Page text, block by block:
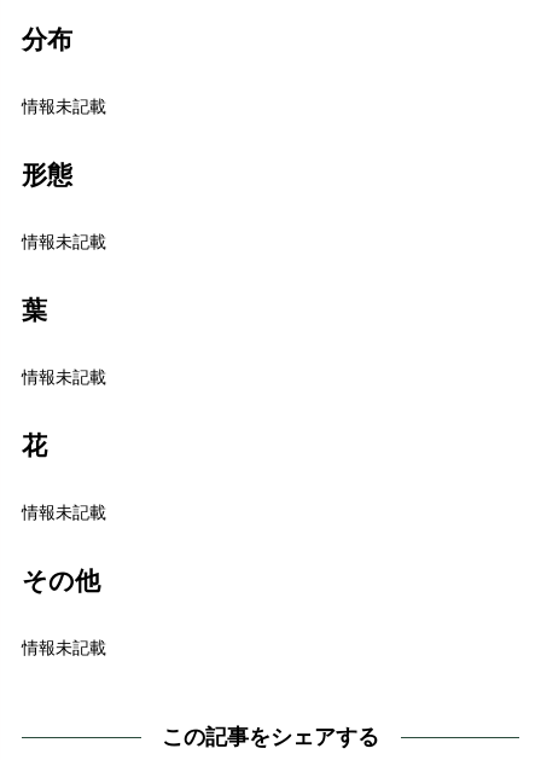
分布
情報未記載
形態
情報未記載
葉
情報未記載
花
情報未記載
その他
情報未記載
この記事をシェアする